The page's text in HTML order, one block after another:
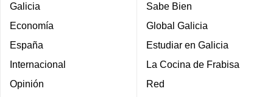
Galicia
Economía
España
Internacional
Opinión
Sabe Bien
Global Galicia
Estudiar en Galicia
La Cocina de Frabisa
Red